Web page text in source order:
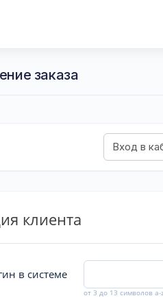
заказа
клиента
в системе
от 3 до 13 символов a-